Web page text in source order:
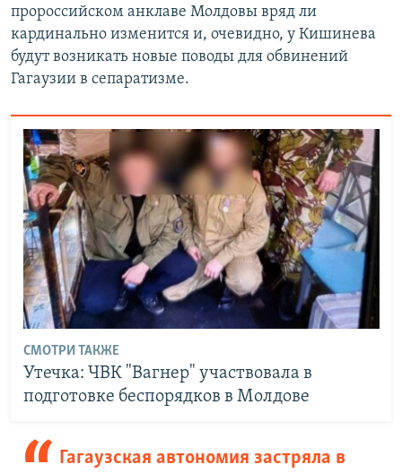
пророссийском анклаве Молдовы вряд ли
кардинально изменится и, очевидно, у Кишинева
будут возникать новые поводы для обвинений
Гагаузии в сепаратизме.
СМОТРИ ТАКЖЕ
Утечка: ЧВК "Вагнер" участвовала в
подготовке беспорядков в Молдове
Гагаузская автономия застряла в